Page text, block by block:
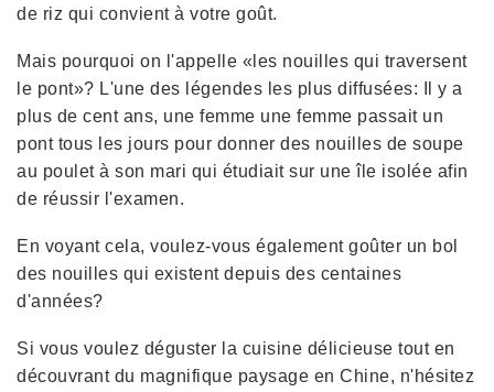
de riz qui convient à votre goût.
Mais pourquoi on l'appelle «les nouilles qui traversent
le pont»? L'une des légendes les plus diffusées: Il y a
plus de cent ans, une femme une femme passait un
pont tous les jours pour donner des nouilles de soupe
au poulet à son mari qui étudiait sur une île isolée afin
de réussir l'examen.
En voyant cela, voulez-vous également goûter un bol
des nouilles qui existent depuis des centaines
d'années?
Si vous voulez déguster la cuisine délicieuse tout en
découvrant du magnifique paysage en Chine, n'hésitez